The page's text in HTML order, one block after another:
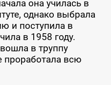
она училась в
однако выбрала
и поступила в
в 1958 году.
в труппу
проработала всю